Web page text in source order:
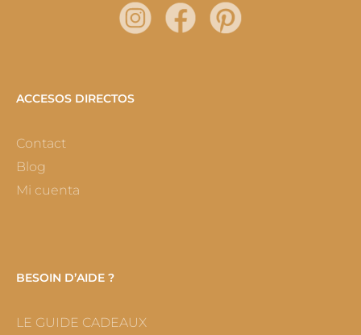
ACCESOS DIRECTOS
Contact
Blog
Mi cuenta
BESOIN D’AIDE ?
LE GUIDE CADEAUX